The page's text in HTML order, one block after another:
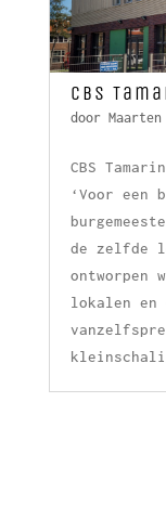
CBS
door
CBS
‘Voor een
de zelfde
ontworpen
lokalen en